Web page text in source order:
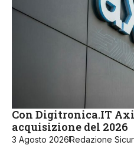
Con Digitronica.IT
acquisizione del 2026
3 Agosto 2026Redazione